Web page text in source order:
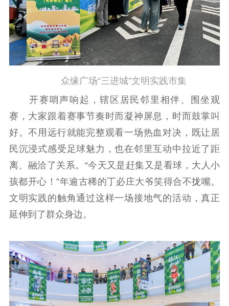
众缘广场“三进城”文明实践市集
开赛哨声响起，辖区居民邻里相伴、围坐观
赛，大家跟着赛事节奏时而凝神屏息，时而鼓掌叫
好。不用远行就能完整观看一场热血对决，既让居
民沉浸式感受足球魅力，也在邻里互动中拉近了距
离、融洽了关系。“今天又是赶集又是看球，大人小
孩都开心！”年逾古稀的丁必庄大爷笑得合不拢嘴。
文明实践的触角通过这样一场接地气的活动，真正
延伸到了群众身边。